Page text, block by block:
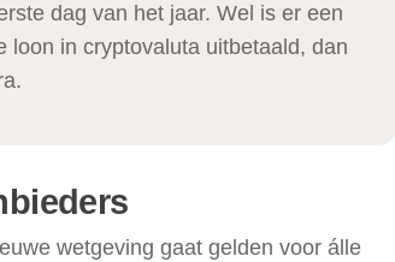
dag van het jaar. Wel is er een
loon in cryptovaluta uitbetaald, dan
wetgeving gaat gelden voor álle